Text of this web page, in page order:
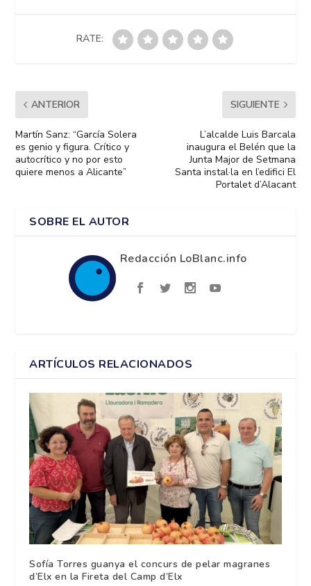
RATE:
ANTERIOR
Martín Sanz: “García Solera
es genio y figura. Crítico y
autocrítico y no por esto
quiere menos a Alicante”
SIGUIENTE
L’alcalde Luis Barcala
inaugura el Belén que la
Junta Major de Setmana
Santa instal·la en l’edifici El
Portalet d’Alacant
SOBRE EL AUTOR
Redacción LoBlanc.info
ARTÍCULOS RELACIONADOS
Sofía Torres guanya el concurs de pelar magranes
d’Elx en la Fireta del Camp d’Elx